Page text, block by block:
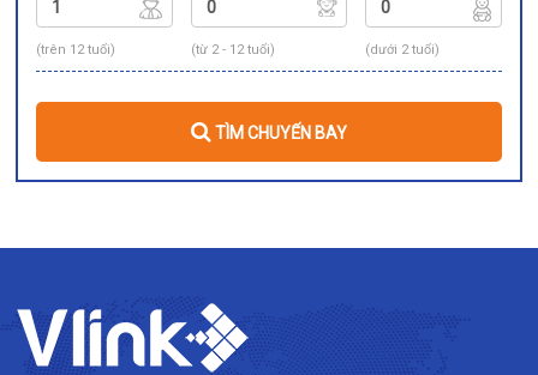
(trên 12 tuổi) (từ 2 - 12 tuổi) (dưới 2 tuổi)
TÌM CHUYẾN BAY